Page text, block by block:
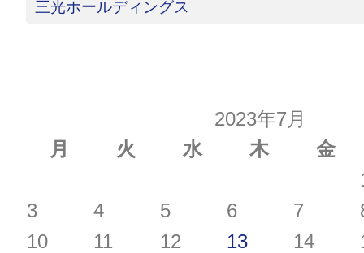
三光ホールディングス
2023年7月
月
火 水 木
金
3
4 5 6 7
10
11 12 13 14